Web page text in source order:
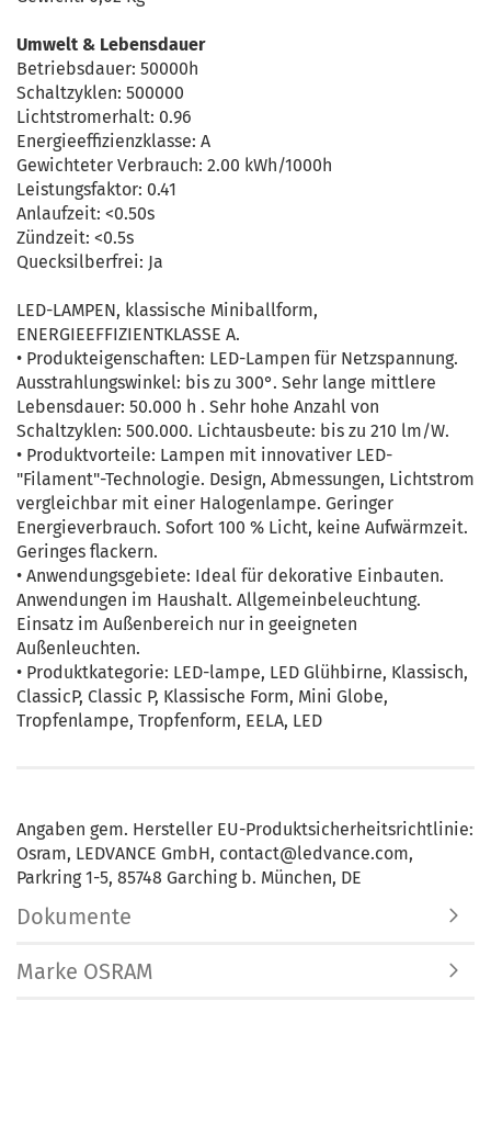
Umwelt & Lebensdauer
Betriebsdauer: 50000h
Schaltzyklen: 500000
Lichtstromerhalt: 0.96
Energieeffizienzklasse: A
Gewichteter Verbrauch: 2.00 kWh/1000h
Leistungsfaktor: 0.41
Anlaufzeit: <0.50s
Zündzeit: <0.5s
Quecksilberfrei: Ja
LED-LAMPEN, klassische Miniballform,
ENERGIEEFFIZIENTKLASSE A.
• Produkteigenschaften: LED-Lampen für Netzspannung.
Ausstrahlungswinkel: bis zu 300°. Sehr lange mittlere
Lebensdauer: 50.000 h . Sehr hohe Anzahl von
Schaltzyklen: 500.000. Lichtausbeute: bis zu 210 lm/W.
• Produktvorteile: Lampen mit innovativer LED-
"Filament"-Technologie. Design, Abmessungen, Lichtstrom
vergleichbar mit einer Halogenlampe. Geringer
Energieverbrauch. Sofort 100 % Licht, keine Aufwärmzeit.
Geringes flackern.
• Anwendungsgebiete: Ideal für dekorative Einbauten.
Anwendungen im Haushalt. Allgemeinbeleuchtung.
Einsatz im Außenbereich nur in geeigneten
Außenleuchten.
• Produktkategorie: LED-lampe, LED Glühbirne, Klassisch,
ClassicP, Classic P, Klassische Form, Mini Globe,
Tropfenlampe, Tropfenform, EELA, LED
Angaben gem. Hersteller EU-Produktsicherheitsrichtlinie:
Osram, LEDVANCE GmbH, contact@ledvance.com,
Parkring 1-5, 85748 Garching b. München, DE
Dokumente
Marke OSRAM